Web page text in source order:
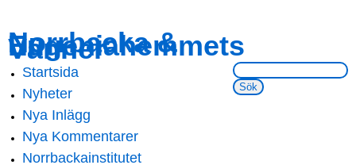
main
content
navigation
Norrbacka &
Eugeniahemmets
Vänner
Sök på webbsidan:
Main menu
Startsida
Nyheter
Nya Inlägg
Nya Kommentarer
Norrbackainstitutet